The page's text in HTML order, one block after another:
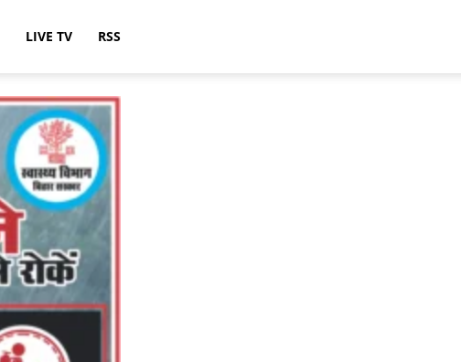
LIVE TV RSS